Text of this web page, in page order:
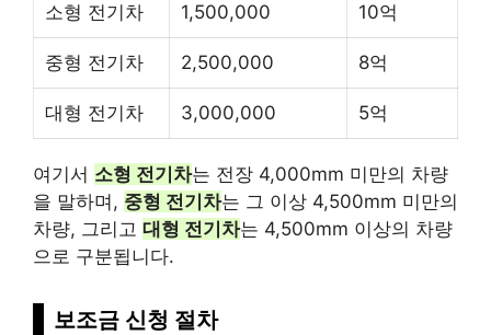
소형 전기차 1,500,000 10억
중형 전기차 2,500,000 8억
대형 전기차 3,000,000 5억
여기서 소형 전기차는 전장 4,000mm 미만의 차량
을 말하며, 중형 전기차는 그 이상 4,500mm 미만의
차량, 그리고 대형 전기차는 4,500mm 이상의 차량
으로 구분됩니다.
보조금 신청 절차